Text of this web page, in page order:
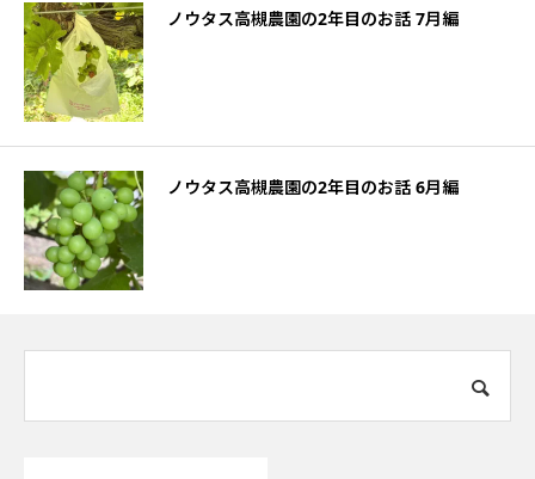
ノウタス高槻農園の2年目のお話 7月編
ノウタス高槻農園の2年目のお話 6月編